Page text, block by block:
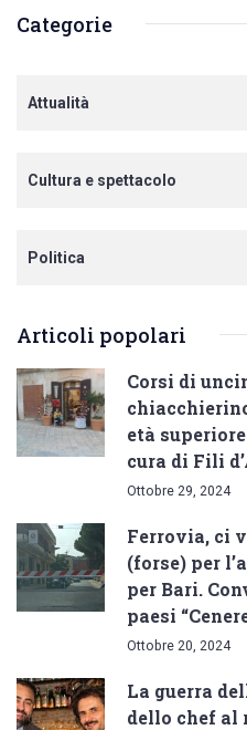
Categorie
Attualità
Cultura e spettacolo
Politica
Articoli popolari
Corsi di
età
cura di Fili
Ottobre 29, 2024
Ferrovia, ci
(forse) per
per Bari.
paesi
Ottobre 20, 2024
La guerra
dello chef al